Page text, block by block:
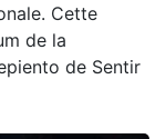
Cette
de la
de Sentir